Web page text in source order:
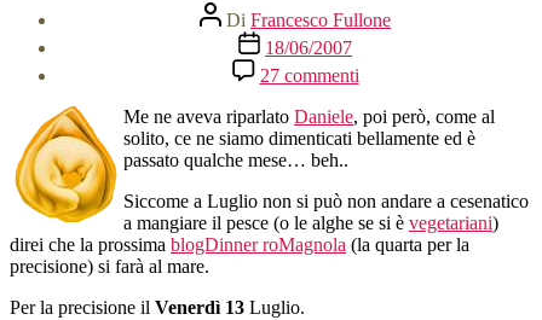
Autore
articolo
Di Francesco Fullone
Data
dell'articolo
18/06/2007
27 commentisu
BlogDinner
roMagna
Me ne aveva riparlato Daniele, poi però, come al
solito, ce ne siamo dimenticati bellamente ed è
passato qualche mese… beh..
Siccome a Luglio non si può non andare a cesenatico
a mangiare il pesce (o le alghe se si è vegetariani)
direi che la prossima blogDinner roMagnola (la quarta per la
precisione) si farà al mare.
Per la precisione il Venerdì 13 Luglio.